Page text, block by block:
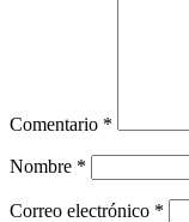
Comentario *
Nombre *
Correo electrónico *